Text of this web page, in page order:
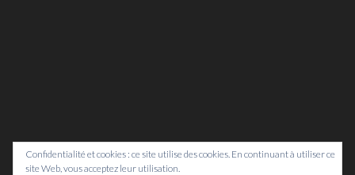
Confidentialité et cookies : ce site utilise des cookies. En continuant à utiliser ce
site Web, vous acceptez leur utilisation.